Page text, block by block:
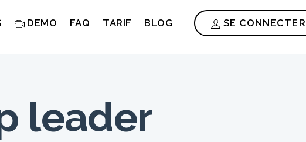
DEMO FAQ TARIF BLOG SE CONNECTER
leader